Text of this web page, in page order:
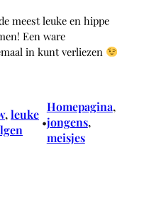
meest leuke en hippe
Een ware
in kunt verliezen
, leuke
•
Homepagina,
jongens,
meisjes